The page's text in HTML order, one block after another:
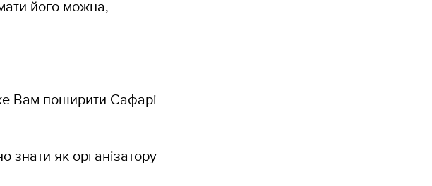
його можна,
Вам поширити Сафарі
знати як організатору